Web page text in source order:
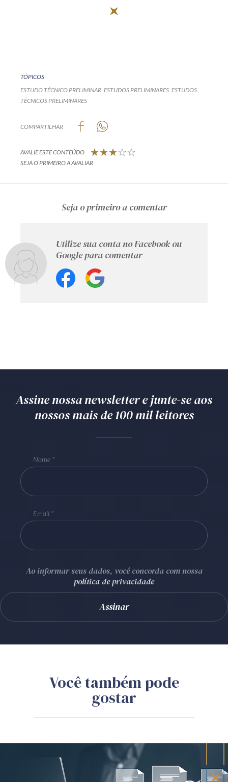
TÓPICOS
ESTUDO TÉCNICO PRELIMINAR ESTUDOS PRELIMINARES ESTUDOS
TÉCNICOS PRELIMINARES
COMPARTILHAR
AVALIE ESTE CONTEÚDO
SEJA O PRIMEIRO A AVALIAR
Seja o primeiro a comentar
Utilize sua conta no Facebook ou
Google para comentar
Assine nossa newsletter e junte-se aos
nossos mais de 100 mil leitores
Nome
Email
Ao informar seus dados, você concorda com nossa
política de privacidade
Você também pode
gostar